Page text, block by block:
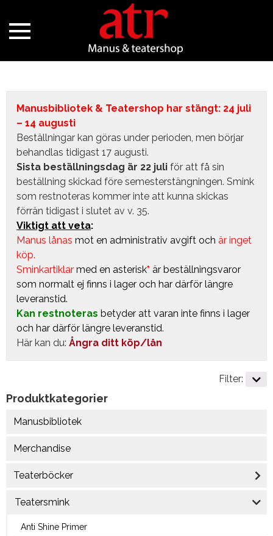
Manusbibliotek & Teatershop har stängt: 24 juli
– 14 augusti
Beställningar kan göras under perioden, men börjar
behandlas tidigast 17 augusti.
Sista beställningsdag är 22 juli för att få sin
beställning skickad före semesterstängningen. Smink
som restnoteras kommer inte att kunna skickas
förrän tidigast i slutet av v. 35.
Viktigt att veta:
Manus lånas mot en administrativ avgift och är inget
köp.
Sminkartiklar med en asterisk* är beställningsvaror
som normalt ej finns i lager och har därför längre
leveranstid.
Kan restnoteras betyder att varan inte finns i lager
och har därför längre leveranstid.
Här kan du: Ångra ditt köp/lån
Produktkategorier
Manusbibliotek
Merchandise
Teaterböcker
Teatersmink
Anti Shine Primer
Filter: